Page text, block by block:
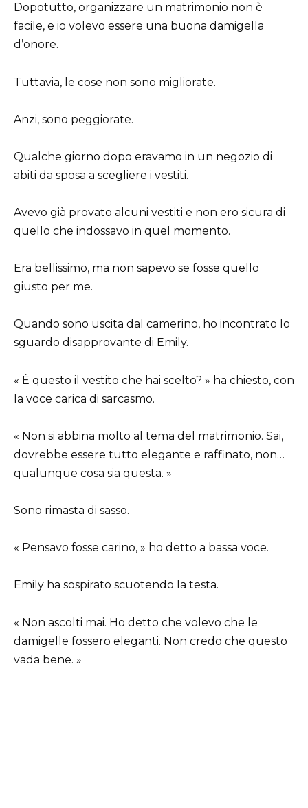
Dopotutto, organizzare un matrimonio non è
facile, e io volevo essere una buona damigella
d’onore.
Tuttavia, le cose non sono migliorate.
Anzi, sono peggiorate.
Qualche giorno dopo eravamo in un negozio di
abiti da sposa a scegliere i vestiti.
Avevo già provato alcuni vestiti e non ero sicura di
quello che indossavo in quel momento.
Era bellissimo, ma non sapevo se fosse quello
giusto per me.
Quando sono uscita dal camerino, ho incontrato lo
sguardo disapprovante di Emily.
« È questo il vestito che hai scelto? » ha chiesto, con
la voce carica di sarcasmo.
« Non si abbina molto al tema del matrimonio. Sai,
dovrebbe essere tutto elegante e raffinato, non…
qualunque cosa sia questa. »
Sono rimasta di sasso.
« Pensavo fosse carino, » ho detto a bassa voce.
Emily ha sospirato scuotendo la testa.
« Non ascolti mai. Ho detto che volevo che le
damigelle fossero eleganti. Non credo che questo
vada bene. »